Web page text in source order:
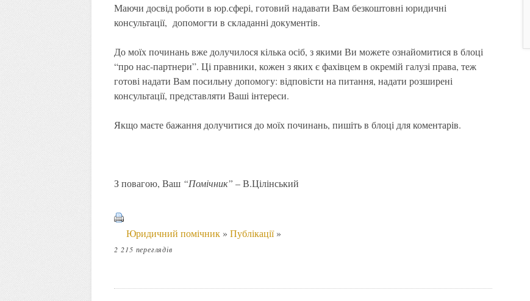
Маючи досвід роботи в юр.сфері, готовий надавати Вам безкоштовні юридичні
консультації, допомогти в складанні документів.
До моїх починань вже долучилося кілька осіб, з якими Ви можете ознайомитися в блоці
“про нас-партнери”. Ці правники, кожен з яких є фахівцем в окремій галузі права, теж
готові надати Вам посильну допомогу: відповісти на питання, надати розширені
консультації, представляти Ваші інтереси.
Якщо маєте бажання долучитися до моїх починань, пишіть в блоці для коментарів.
З повагою, Ваш “Помічник” – В.Цілінський
Юридичний помічник» Публікації»
2 215 переглядів